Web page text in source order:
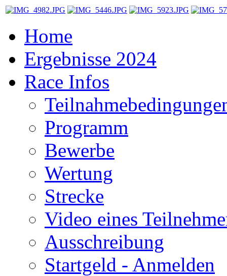
Home
Ergebnisse 2024
Race Infos
Programm
Bewerbe
Wertung
Strecke
Video eines
Ausschreibung
Startgeld - Anmelden